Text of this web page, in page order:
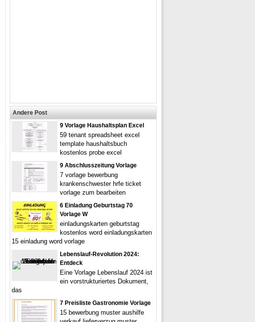
Andere Post
9 Vorlage Haushaltsplan Excel
59 tenant spreadsheet excel
template haushaltsbuch
kostenlos probe excel
9 Abschlusszeitung Vorlage
7 vorlage bewerbung
krankenschwester hrfe ticket
vorlage zum bearbeiten
6 Einladung Geburtstag 70
Vorlage W
einladungskarten geburtstag
kostenlos word einladungskarten
15 einladung word vorlage
Lebenslauf-Revolution 2024:
Entdeck
Eine Vorlage Lebenslauf 2024 ist
ein vorstrukturiertes Dokument,
das
7 Preisliste Gastronomie Vorlage
15 bewerbung muster aushilfe